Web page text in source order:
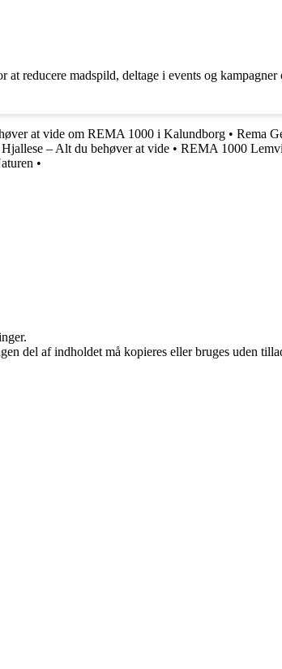
reducere madspild, deltage i events og
at vide om REMA 1000 i Kalundborg • Rema
– Alt du behøver at vide • REMA 1000
•
del af indholdet må kopieres eller bruges uden